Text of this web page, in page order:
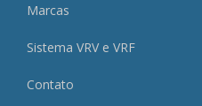
Marcas
Sistema VRV e VRF
Contato